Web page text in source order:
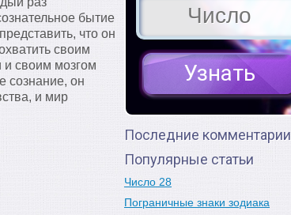
бытие
что он
своим
и своим мозгом
сознание, он
и мир
Последние комментарии
Популярные статьи
Число 28
Пограничные знаки зодиака